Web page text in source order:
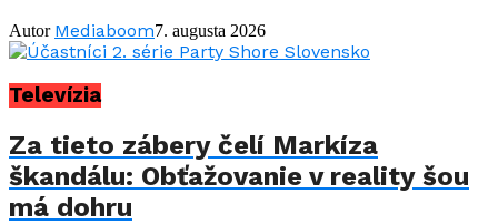
Autor Mediaboom7. augusta 2026
Televízia
Za tieto zábery čelí Markíza
škandálu: Obťažovanie v reality šou
má dohru